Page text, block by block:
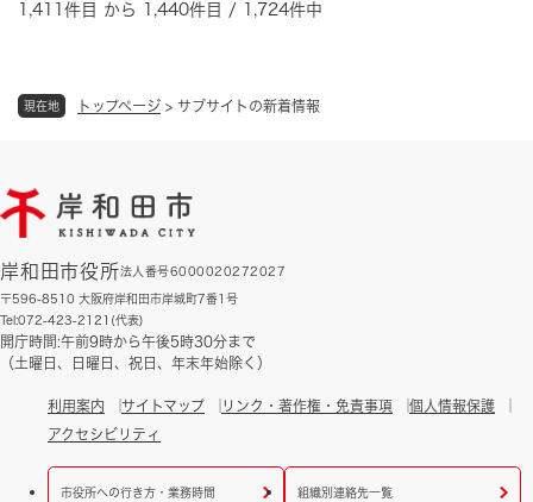
現在地 トップページ > サブサイトの新着情報
1,411件目 から 1,440件目 / 1,724件中
岸和田市役所法人番号6000020272027
〒596-8510 大阪府岸和田市岸城町7番1号
Tel:072-423-2121(代表)
開庁時間:午前9時から午後5時30分まで
（土曜日、日曜日、祝日、年末年始除く）
利用案内 サイトマップ リンク・著作権・免責事項
個人情報保護
アクセシビリティ
市役所への行き方・業務時間 組織別連絡先一覧